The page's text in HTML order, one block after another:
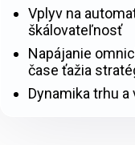
Vplyv na
škálovateľnosť
Napájanie
čase ťažia
Dynamika trhu